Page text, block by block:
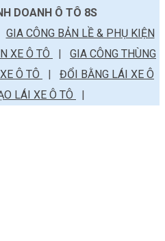
DOANH Ô TÔ 8S
GIA CÔNG BẢN LỀ & PHỤ KIỆN
XE Ô TÔ | GIA CÔNG THÙNG
Ô TÔ | ĐỔI BẰNG LÁI XE Ô
LÁI XE Ô TÔ |